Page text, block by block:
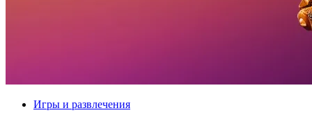
Игры и развлечения